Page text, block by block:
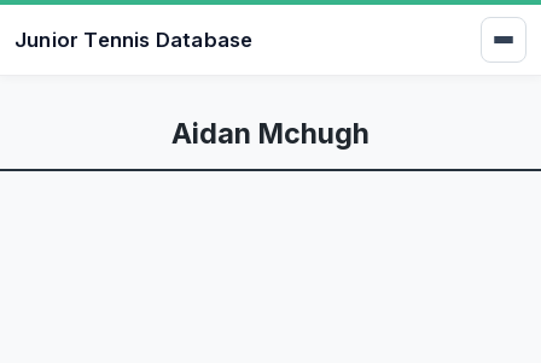
Junior Tennis Database
Aidan Mchugh